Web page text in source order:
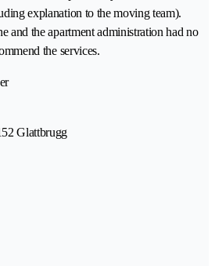
explanation to the moving team).
and the apartment administration had no
the services.
Glattbrugg